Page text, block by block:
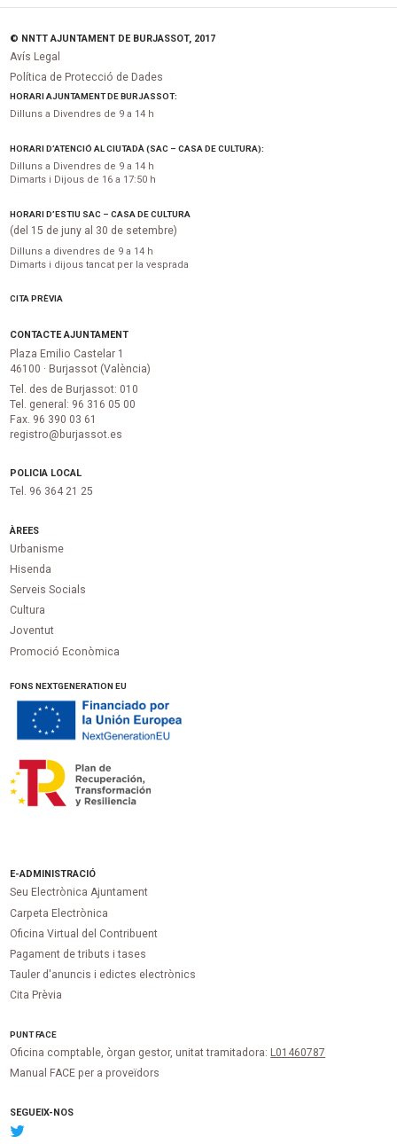
© NNTT AJUNTAMENT DE BURJASSOT, 2017
Avís Legal
Política de Protecció de Dades
HORARI AJUNTAMENT DE BURJASSOT:
Dilluns a Divendres de 9 a 14 h
HORARI D’ATENCIÓ AL CIUTADÀ (SAC – CASA DE CULTURA):
Dilluns a Divendres de 9 a 14 h
Dimarts i Dijous de 16 a 17:50 h
HORARI D’ESTIU SAC – CASA DE CULTURA
(del 15 de juny al 30 de setembre)
Dilluns a divendres de 9 a 14 h
Dimarts i dijous tancat per la vesprada
CITA PRÈVIA
CONTACTE AJUNTAMENT
Plaza Emilio Castelar 1
46100 · Burjassot (València)
Tel. des de Burjassot: 010
Tel. general: 96 316 05 00
Fax. 96 390 03 61
registro@burjassot.es
POLICIA LOCAL
Tel. 96 364 21 25
ÀREES
Urbanisme
Hisenda
Serveis Socials
Cultura
Joventut
Promoció Econòmica
FONS NEXTGENERATION EU
E-ADMINISTRACIÓ
Seu Electrònica Ajuntament
Carpeta Electrònica
Oficina Virtual del Contribuent
Pagament de tributs i tases
Tauler d'anuncis i edictes electrònics
Cita Prèvia
PUNTFACE
Oficina comptable, òrgan gestor, unitat tramitadora: L01460787
Manual FACE per a proveïdors
SEGUEIX-NOS